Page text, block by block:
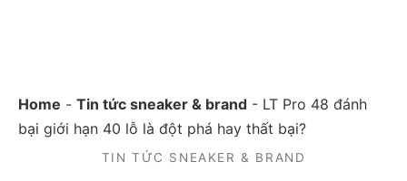
Home - Tin tức sneaker & brand - LT Pro 48 đánh
bại giới hạn 40 lỗ là đột phá hay thất bại?
TIN TỨC SNEAKER & BRAND